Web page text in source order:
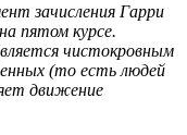
зачисления Гарри
пятом курсе.
чистокровным
(то есть людей
движение